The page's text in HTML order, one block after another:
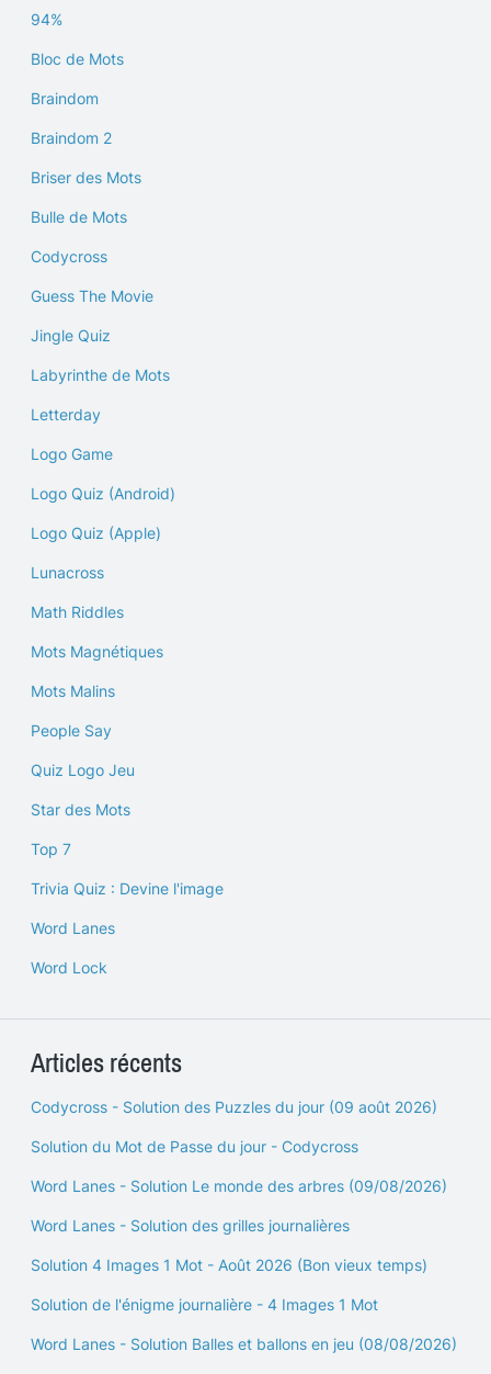
94%
Bloc de Mots
Braindom
Braindom 2
Briser des Mots
Bulle de Mots
Codycross
Guess The Movie
Jingle Quiz
Labyrinthe de Mots
Letterday
Logo Game
Logo Quiz (Android)
Logo Quiz (Apple)
Lunacross
Math Riddles
Mots Magnétiques
Mots Malins
People Say
Quiz Logo Jeu
Star des Mots
Top 7
Trivia Quiz : Devine l'image
Word Lanes
Word Lock
Articles récents
Codycross - Solution des Puzzles du jour (09 août 2026)
Solution du Mot de Passe du jour - Codycross
Word Lanes - Solution Le monde des arbres (09/08/2026)
Word Lanes - Solution des grilles journalières
Solution 4 Images 1 Mot - Août 2026 (Bon vieux temps)
Solution de l'énigme journalière - 4 Images 1 Mot
Word Lanes - Solution Balles et ballons en jeu (08/08/2026)